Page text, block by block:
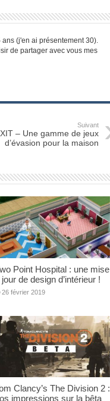
(j'en ai présentement 30).
de partager avec vous mes
Suivant
– Une gamme de jeux
d’évasion pour la maison
Point Hospital : une mise
jour de design d’intérieur !
26 février 2019
Clancy’s The Division 2 :
impressions sur la bêta